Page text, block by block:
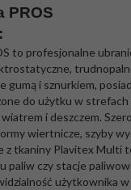
PROS
to profesjonalne
gumą i sznurkiem,
do użytku w
i deszczem.
wiertnicze, szyby
z tkaniny Plavitex Multi
paliw czy stacje
użytkownika